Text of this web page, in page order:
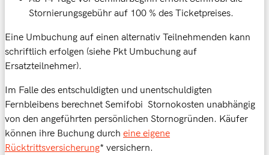
Stornierungsgebühr auf 100 % des Ticketpreises.
Eine Umbuchung auf einen alternativ Teilnehmenden kann
schriftlich erfolgen (siehe Pkt Umbuchung auf
Ersatzteilnehmer).
Im Falle des entschuldigten und unentschuldigten
Fernbleibens berechnet Semifobi Stornokosten unabhängig
von den angeführten persönlichen Stornogründen. Käufer
können ihre Buchung durch eine eigene
Rücktrittsversicherung* versichern.